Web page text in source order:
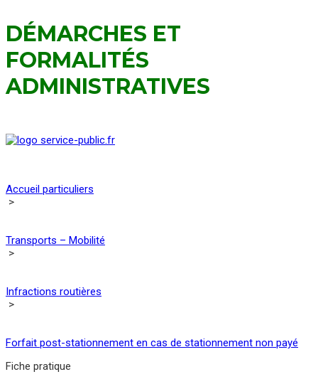
DÉMARCHES ET
FORMALITÉS
ADMINISTRATIVES
Accueil particuliers
>
Transports – Mobilité
>
Infractions routières
>
Forfait post-stationnement en cas de stationnement non payé
Fiche pratique